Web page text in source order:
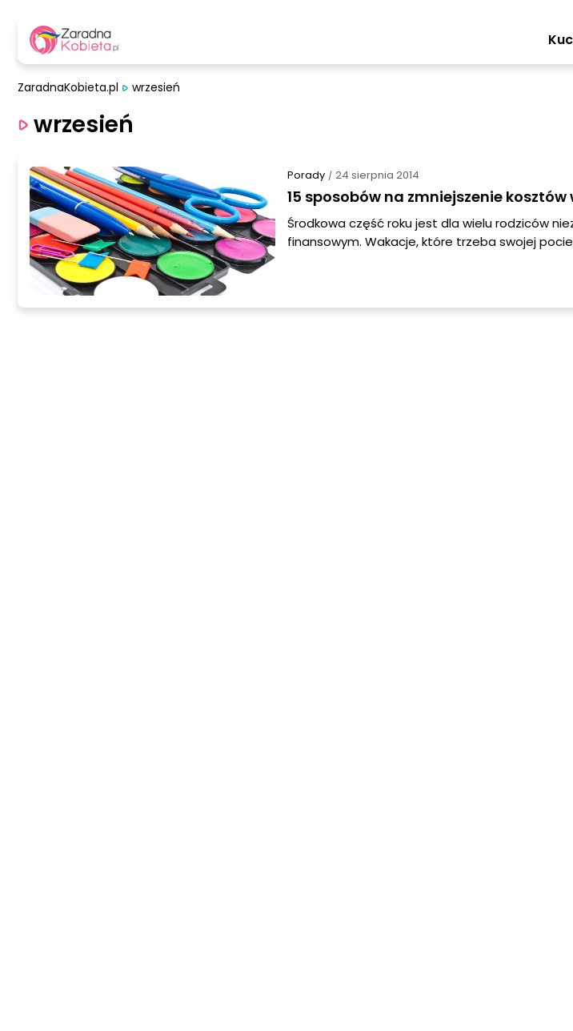
ZaradnaKobieta.pl wrzesień
wrzesień
Porady / 24 sierpnia 2014
15 sposobów na zmniejszenie
Środkowa część roku jest dla wielu rodziców
finansowym. Wakacje, które trzeba swojej
dwutygodniowy urlop, a za wspólny wyjazd z